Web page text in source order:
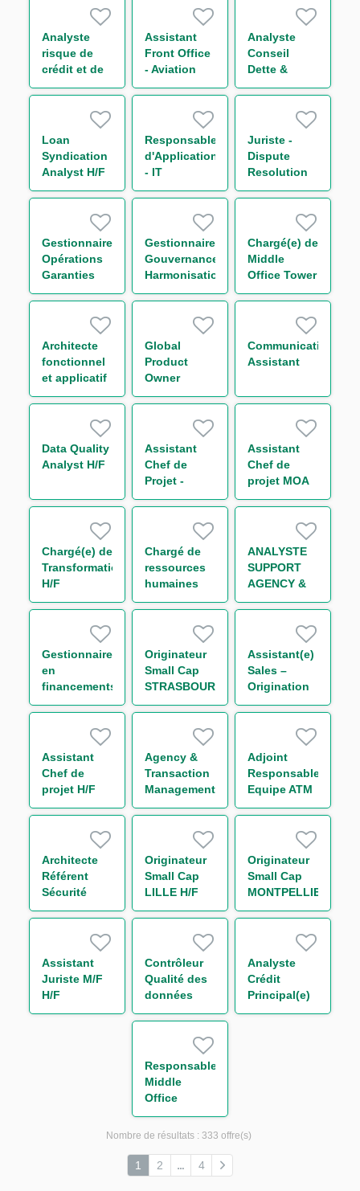
Solutions
Group (CDD)
H/F
Analyste
risque de
crédit et de
portefeuille -
Transport
H/F
Assistant
Front Office
- Aviation
Group H/F
Analyste
Conseil
Dette &
Capital
Transport
H/F
Loan
Syndication
Analyst H/F
Responsable
d'Application
- IT
Compliance
Security H/F
Juriste -
Dispute
Resolution
H/F
Gestionnaire
Opérations
Garanties
France &
Finance H/F
Gestionnaire
Gouvernance
Harmonisation
des
Surveillance
Monitoring
H/F
Chargé(e) de
Middle
Office Tower
Control H/F
Architecte
fonctionnel
et applicatif
H/F
Global
Product
Owner
Middle
Finance H/F
Communication
Assistant
Data Quality
Analyst H/F
Assistant
Chef de
Projet -
Loanscape
Assistant
Chef de
projet MOA
Transverse -
durable H/F
Chargé(e) de
Transformation
H/F
Chargé de
ressources
humaines
généraliste
ANALYSTE
SUPPORT
AGENCY &
TRANSACTION
IMMOBILIER
STRUCTURE
(CDD) H/F
Gestionnaire
en
financements
structurés
Originateur
Small Cap
STRASBOURG
H/F
Assistant(e)
Sales –
Origination
International
Transaction
Banking -
Large
French
Clients H/F
Assistant
Chef de
projet H/F
Agency &
Transaction
Management
Analyst
Adjoint
Responsable
Equipe ATM
Promotion
Architecte
Référent
Sécurité
Cloud H/F
Originateur
Small Cap
LILLE H/F
Originateur
Small Cap
MONTPELLIER
H/F
Assistant
Juriste M/F
H/F
Contrôleur
Qualité des
données
risque Tiers
Analyste
Crédit
Principal(e)
Responsable
Middle
Office
Support
Trading
Nombre de résultats : 333 offre(s)
1 2 4